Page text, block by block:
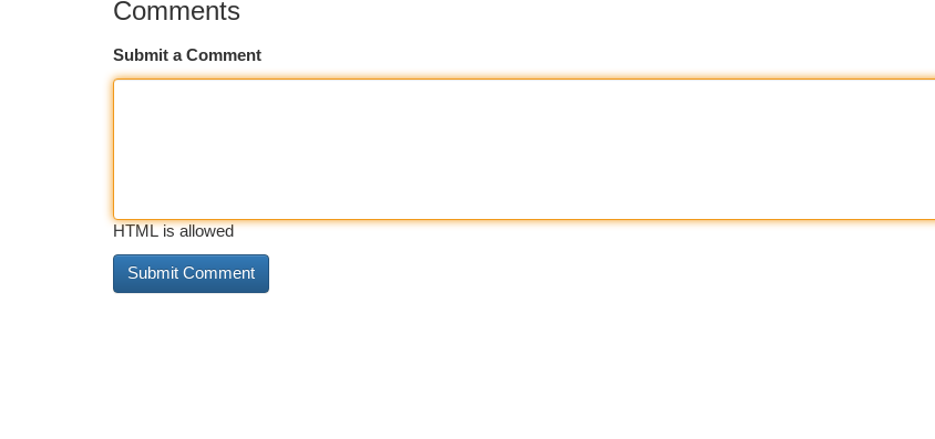
Comments
Submit a Comment
HTML is allowed